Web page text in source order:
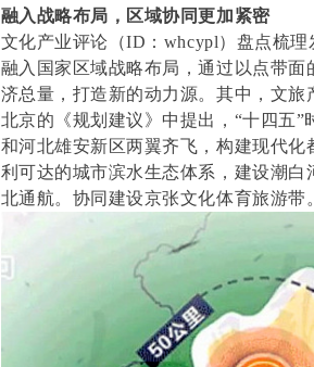
融入战略布局，区域协同更加紧密
文化产业评论（ID：whcypl）盘点梳
融入国家区域战略布局，通过以点带
济总量，打造新的动力源。其中，文旅
北京的《规划建议》中提出，“十四五
和河北雄安新区两翼齐飞，构建现代
利可达的城市滨水生态体系，建设潮
北通航。协同建设京张文化体育旅游带。